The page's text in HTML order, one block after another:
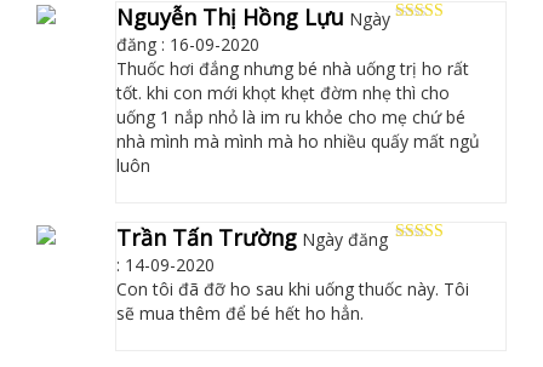
Nguyễn Thị Hồng Lựu Ngày
đăng : 16-09-2020
Thuốc hơi đắng nhưng bé nhà uống trị ho rất
tốt. khi con mới khọt khẹt đờm nhẹ thì cho
uống 1 nắp nhỏ là im ru khỏe cho mẹ chứ bé
nhà mình mà mình mà ho nhiều quấy mất ngủ
luôn
Trần Tấn Trường Ngày đăng
: 14-09-2020
Con tôi đã đỡ ho sau khi uống thuốc này. Tôi
sẽ mua thêm để bé hết ho hẳn.